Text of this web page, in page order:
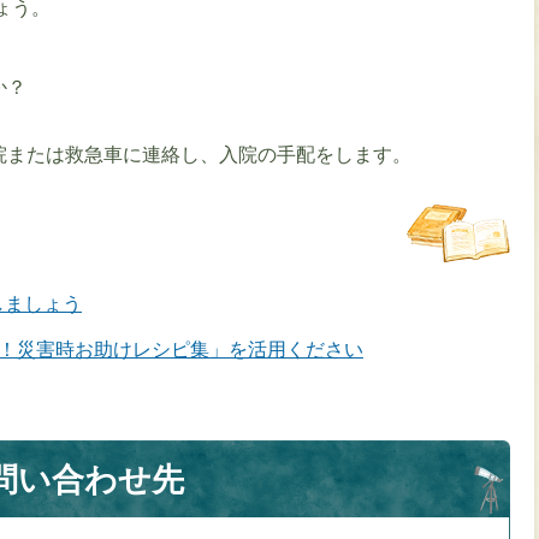
。
たは救急車に連絡し、入院の手配をします。
しょう
災害時お助けレシピ集」を活用ください
い合わせ先